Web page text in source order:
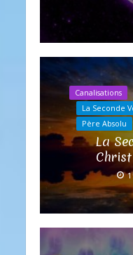
Canalisations
La Seconde
Père Absolu
La